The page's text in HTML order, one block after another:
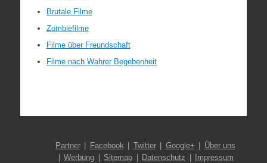
Brutale Filme
Zombiefilme
Filme über Freundschaft
Filme nach Wahrer Begebenheit
Partner Facebook Twitter Google+
Über uns
Werbung
Sitemap Datenschutz Impressum